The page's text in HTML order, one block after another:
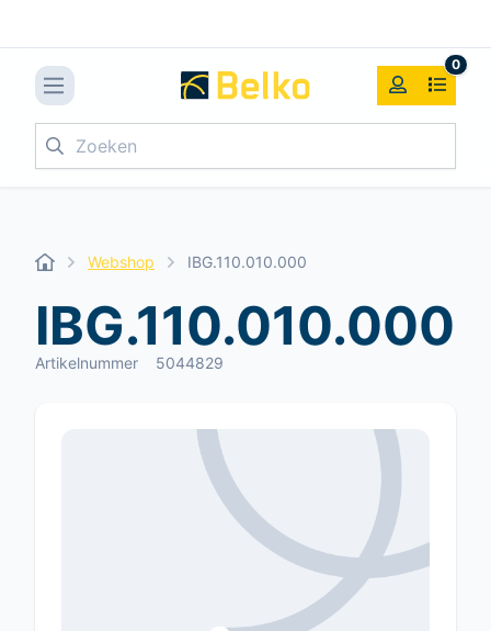
0
Zoeken
Webshop IBG.110.010.000
IBG.110.010.000
Artikelnummer 5044829